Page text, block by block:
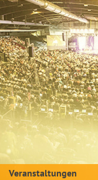
Veranstal­tungen